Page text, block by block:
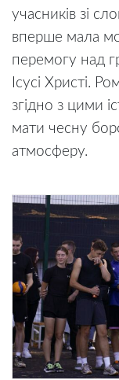
учасників зі
вперше мала
перемогу над
Ісусі Христі.
згідно з цими
мати чесну
атмосферу.